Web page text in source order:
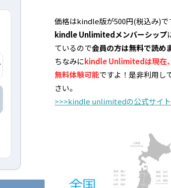
価格はkindle版が500円(税込み)で
kindle Unlimitedメンバーシップ
ているので会員の方は無料で読め
ちなみにkindle Unlimitedは現在
無料体験可能ですよ！是非利用し
さい。
>>>kindle unlimitedの公式サイ